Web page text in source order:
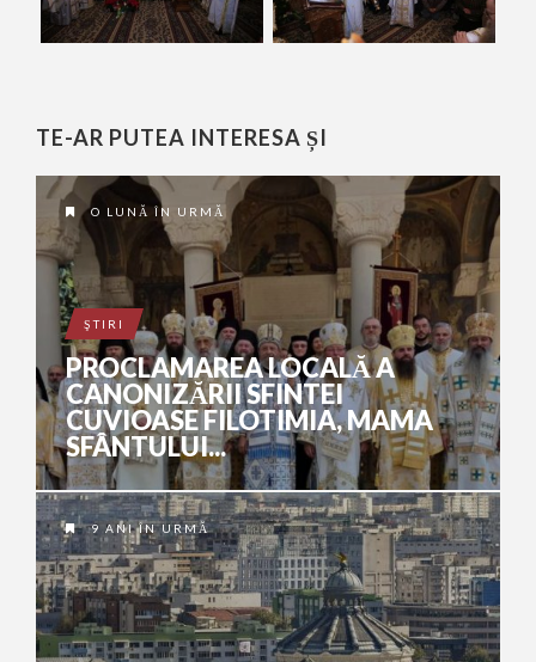
TE-AR PUTEA INTERESA ȘI
O LUNĂ ÎN URMĂ
ŞTIRI
PROCLAMAREA LOCALĂ A
CANONIZĂRII SFINTEI
CUVIOASE FILOTIMIA, MAMA
SFÂNTULUI...
9 ANI ÎN URMĂ